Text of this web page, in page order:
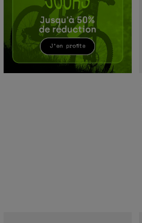
Sacs et sacs à dos
Chapeaux et Casquettes
Voir tout